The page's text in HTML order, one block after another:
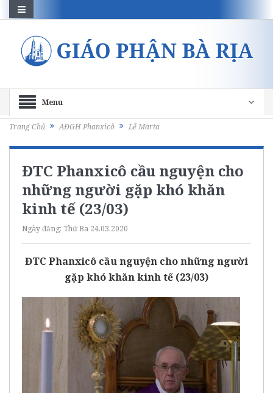
Menu
Trang Chủ AĐGH Phanxicô Lễ Marta
ĐTC Phanxicô cầu nguyện cho
những người gặp khó khăn
kinh tế (23/03)
Ngày đăng: Thứ Ba 24.03.2020
ĐTC Phanxicô cầu nguyện cho những người
gặp khó khăn kinh tế (23/03)